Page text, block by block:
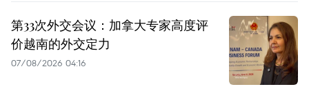
第33次外交会议：加拿大专家高度评
价越南的外交定力
07/08/2026 04:16